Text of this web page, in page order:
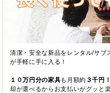
清潔・安全な新品をレンタル/サブ
が手軽に手に入る！
１０万円分の家具も月額約 ３千円
却が選べるからお支払いがグッと